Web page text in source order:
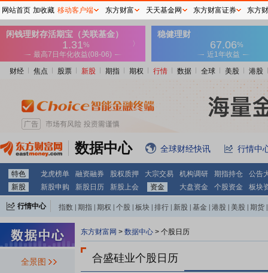
财经 焦点 股票 新股 期指 期权 行情 数据 全球 美股 港股
数据中心 全球财经快讯 行情中
特色 龙虎榜单 融资融券 股权质押 大宗交易 机构调研 期指持仓
公告
新股
新股申购 新股日历 新股上会 资金 大盘资金 个股资金 板块
行情中心 指数 期指 期权 个股 板块 排行 新股 基金 港股 美股 期货
全景图
东方财富网 > 数据中心 > 个股日历
合盛硅业个股日历
网站首页 加收藏 移动客户端 东方财富 天天基金网 东方财富证券 东方